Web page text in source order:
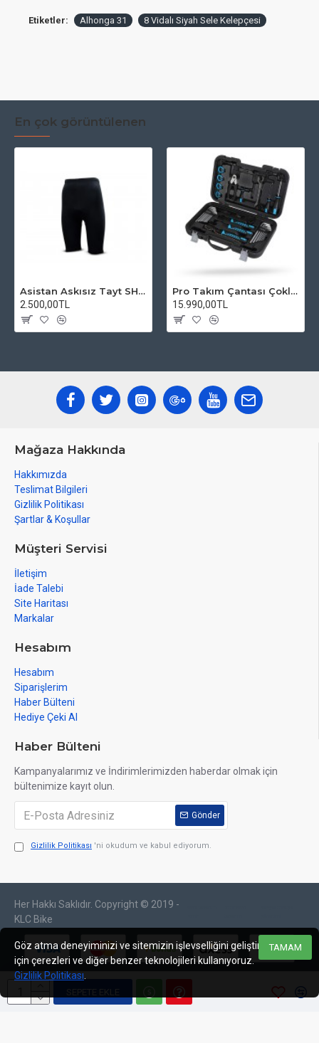
SEPETE EKLE
Etiketler: Alhonga 31 8 Vidalı Siyah Sele Kelepçesi
En çok görüntülenen
Asistan Askısız Tayt SH20 Pedli Siyah
2.500,00TL
Pro Takım Çantası Çoklu Tamir Seti
15.990,00TL
Mağaza Hakkında
Hakkımızda
Teslimat Bilgileri
Gizlilik Politikası
Şartlar & Koşullar
Müşteri Servisi
İletişim
İade Talebi
Site Haritası
Markalar
Hesabım
Hesabım
Siparişlerim
Haber Bülteni
Hediye Çeki Al
Haber Bülteni
Kampanyalarımız ve İndirimlerimizden haberdar olmak için
bültenimize kayıt olun.
Gönder
Gizlilik Politikası 'ni okudum ve kabul ediyorum.
Her Hakkı Saklıdır. Copyright © 2019 -
KLC Bike
TAMAM
Göz atma deneyiminizi ve sitemizin işlevselliğini geliştirmek
için çerezleri ve diğer benzer teknolojileri kullanıyoruz.
Gizlilik Politikası